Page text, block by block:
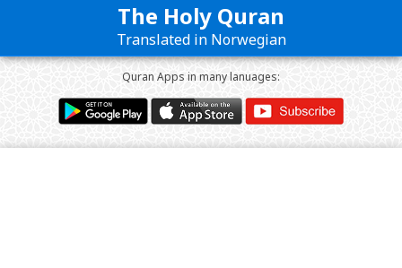
The Holy Quran
Translated in Norwegian
Quran Apps in many lanuages: